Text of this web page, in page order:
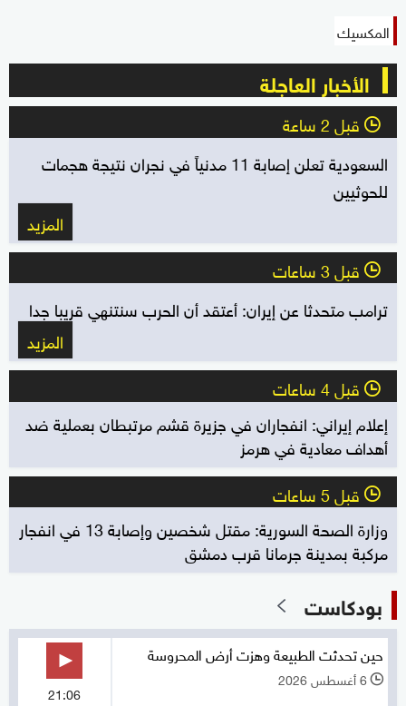
المكسيك
الأخبار العاجلة
l قبل 2 ساعة
السعودية تعلن إصابة 11 مدنياً في نجران نتيجة هجمات
للحوثيين
المزيد
l قبل 3 ساعات
ترامب متحدثا عن إيران: أعتقد أن الحرب سنتنهي قريبا جدا
المزيد
l قبل 4 ساعات
إعلام إيراني: انفجاران في جزيرة قشم مرتبطان بعملية ضد
أهداف معادية في هرمز
l قبل 5 ساعات
وزارة الصحة السورية: مقتل شخصين وإصابة 13 في انفجار
مركبة بمدينة جرمانا قرب دمشق
بودكاست
حين تحدثت الطبيعة وهزت أرض المحروسة
l 6 أغسطس 2026
21:06